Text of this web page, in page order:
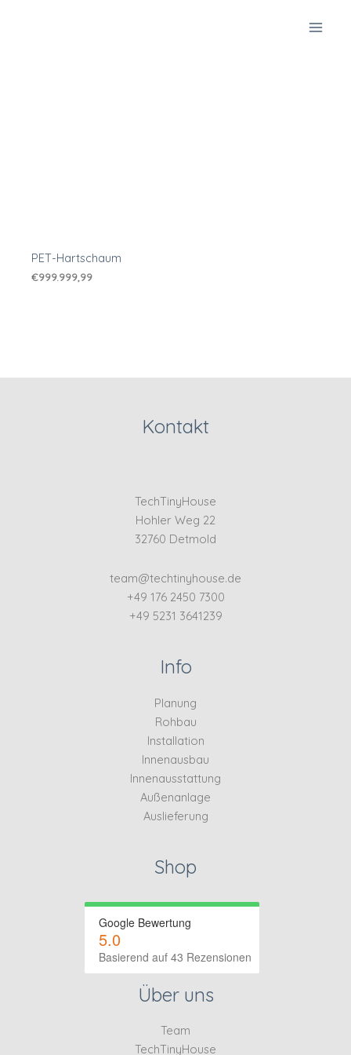
PET-Hartschaum
€999.999,99
Kontakt
TechTinyHouse
Hohler Weg 22
32760 Detmold
team@techtinyhouse.de
+49 176 2450 7300
+49 5231 3641239
Info
Planung
Rohbau
Installation
Innenausbau
Innenausstattung
Außenanlage
Auslieferung
Shop
Google Bewertung
5.0
Basierend auf 43 Rezensionen
Über uns
Team
TechTinyHouse